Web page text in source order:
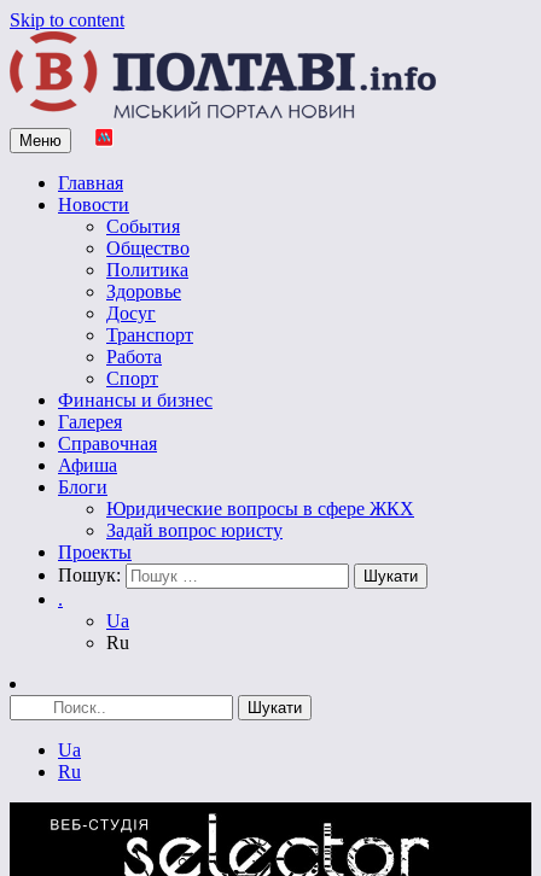
Skip to content
Vpoltave.info
Полтавский портал новостей
Меню
Главная
Новости
События
Общество
Политика
Здоровье
Досуг
Транспорт
Работа
Спорт
Финансы и бизнес
Галерея
Справочная
Афиша
Блоги
Юридические вопросы в сфере ЖКХ
Задай вопрос юристу
Проекты
Пошук:
.
Ua
Ru
Ua
Ru